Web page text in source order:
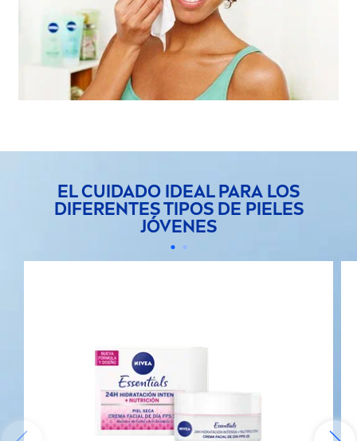
EL CUIDADO IDEAL PARA LOS
DIFERENTES TIPOS DE PIELES
JÓVENES